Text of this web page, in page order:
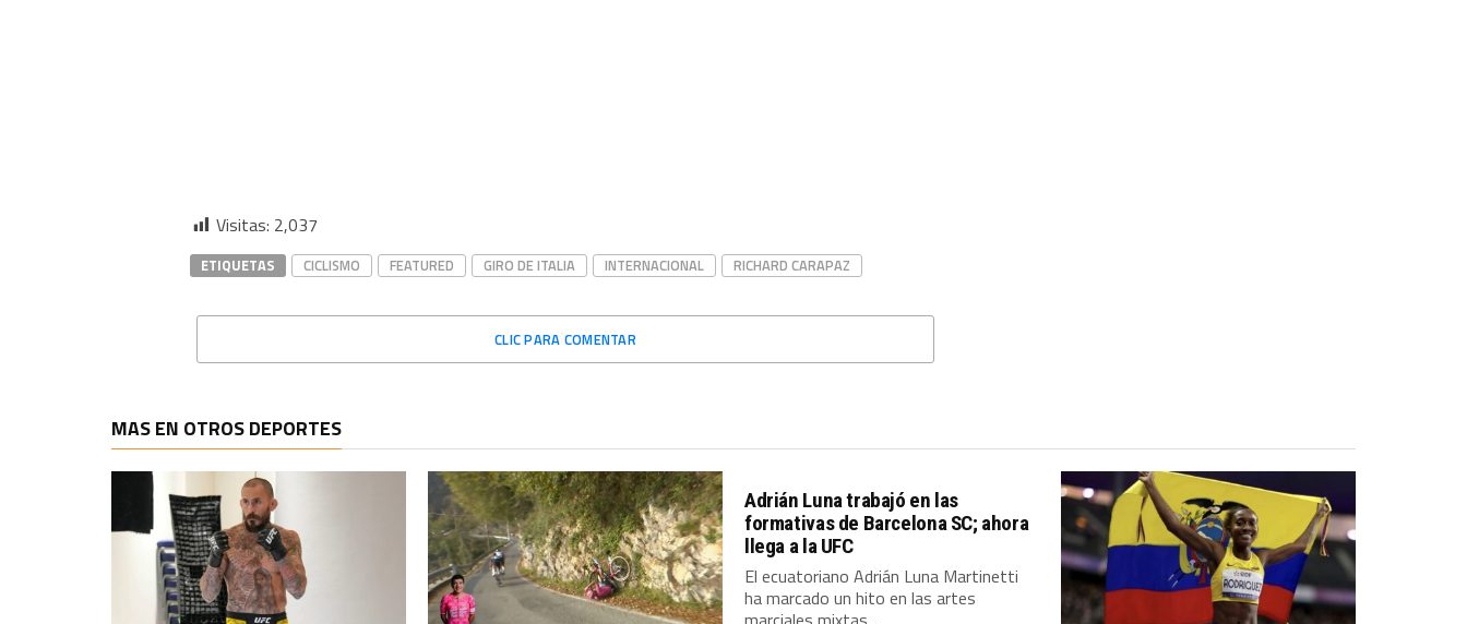
Visitas: 2,037
ETIQUETAS CICLISMO FEATURED GIRO DE ITALIA INTERNACIONAL RICHARD CARAPAZ
CLIC PARA COMENTAR
MAS EN OTROS DEPORTES
Adrián Luna trabajó en las
formativas de Barcelona SC; ahora
llega a la UFC
El ecuatoriano Adrián Luna Martinetti
ha marcado un hito en las artes